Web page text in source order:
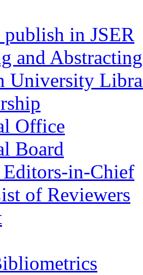
in JSER
and Abstracting
University
Office
Board
Editors-in-Chief
of Reviewers